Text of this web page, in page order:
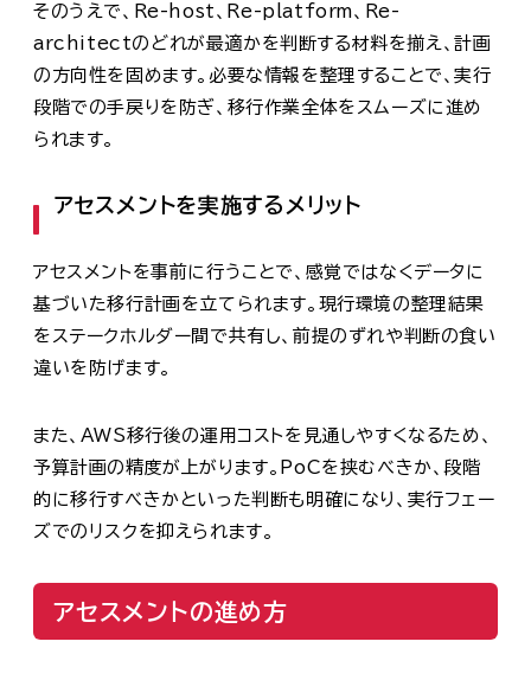
そのうえで、Re-host、Re-platform、Re-
architectのどれが最適かを判断する材料を揃え、計画
の方向性を固めます。必要な情報を整理することで、実行
段階での手戻りを防ぎ、移行作業全体をスムーズに進め
られます。
アセスメントを実施するメリット
アセスメントを事前に行うことで、感覚ではなくデータに
基づいた移行計画を立てられます。現行環境の整理結果
をステークホルダー間で共有し、前提のずれや判断の食い
違いを防げます。
また、AWS移行後の運用コストを見通しやすくなるため、
予算計画の精度が上がります。PoCを挟むべきか、段階
的に移行すべきかといった判断も明確になり、実行フェー
ズでのリスクを抑えられます。
アセスメントの進め方